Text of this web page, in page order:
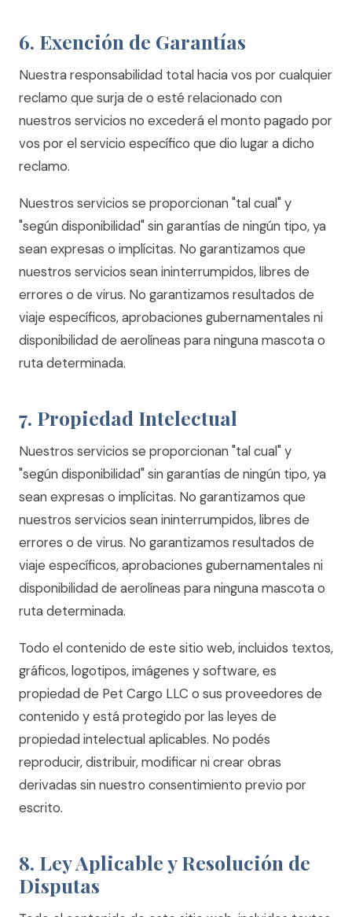
6. Exención de Garantías
Nuestra responsabilidad total hacia vos por cualquier
reclamo que surja de o esté relacionado con
nuestros servicios no excederá el monto pagado por
vos por el servicio específico que dio lugar a dicho
reclamo.
Nuestros servicios se proporcionan "tal cual" y
"según disponibilidad" sin garantías de ningún tipo, ya
sean expresas o implícitas. No garantizamos que
nuestros servicios sean ininterrumpidos, libres de
errores o de virus. No garantizamos resultados de
viaje específicos, aprobaciones gubernamentales ni
disponibilidad de aerolíneas para ninguna mascota o
ruta determinada.
7. Propiedad Intelectual
Nuestros servicios se proporcionan "tal cual" y
"según disponibilidad" sin garantías de ningún tipo, ya
sean expresas o implícitas. No garantizamos que
nuestros servicios sean ininterrumpidos, libres de
errores o de virus. No garantizamos resultados de
viaje específicos, aprobaciones gubernamentales ni
disponibilidad de aerolíneas para ninguna mascota o
ruta determinada.
Todo el contenido de este sitio web, incluidos textos,
gráficos, logotipos, imágenes y software, es
propiedad de Pet Cargo LLC o sus proveedores de
contenido y está protegido por las leyes de
propiedad intelectual aplicables. No podés
reproducir, distribuir, modificar ni crear obras
derivadas sin nuestro consentimiento previo por
escrito.
8. Ley Aplicable y Resolución de
Disputas